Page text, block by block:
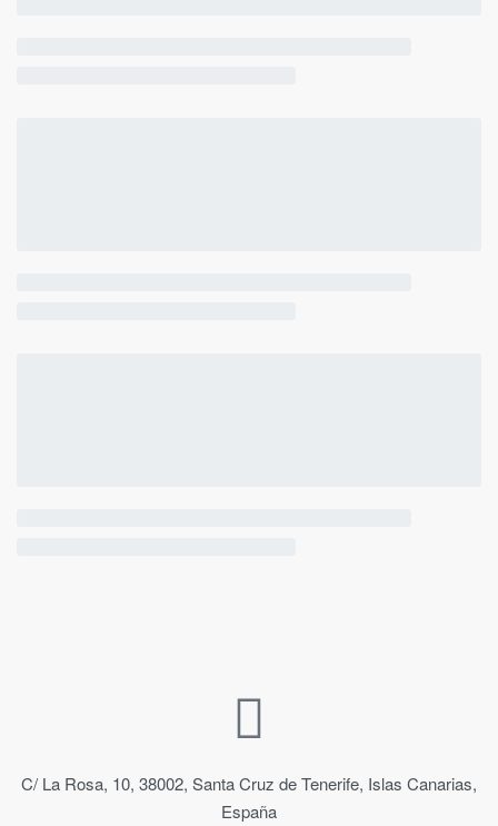
C/ La Rosa, 10, 38002, Santa Cruz de Tenerife, Islas Canarias,
España